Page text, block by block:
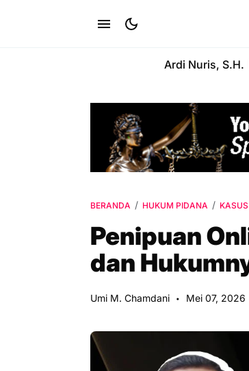
Ardi Nuris, S.H.
BERANDA HUKUM PIDANA
Penipuan
dan
Umi M. Chamdani Mei 07, 2026